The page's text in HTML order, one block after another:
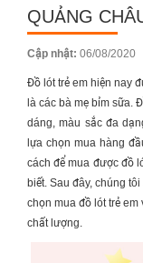
QUẢNG
Cập nhật: Posted
06/08/2020
Đồ lót trẻ em hiện nay
là các bà mẹ bỉm sữa.
dáng, màu sắc đa
lựa chọn mua hàng
cách để mua được đồ
biết. Sau đây, chúng
chọn mua đồ lót trẻ em
chất lượng.